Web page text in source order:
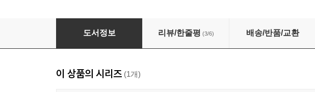
2026 정재현 공무원 영어 실전동형 모의고사 Season 2
도서정보 리뷰/한줄평 (3/6) 배송/반품/교환
이 상품의 시리즈 (1개)